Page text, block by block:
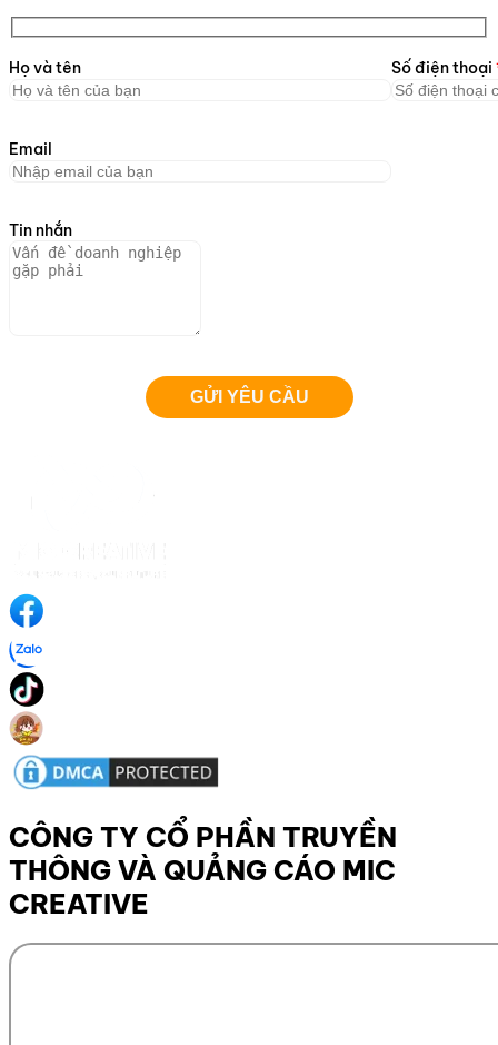
Họ và tên Số điện thoại
Email
Tin nhắn
CÔNG TY CỔ PHẦN TRUYỀN
THÔNG VÀ QUẢNG CÁO MIC
CREATIVE